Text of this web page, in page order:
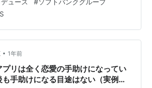
れが「MICEプラットフォーム株式会社」
イベントテック業界のチャレンジャーで
を読み解き、ソフトバンクと…
• 1年前
プリは全く恋愛の手助けになってい
手助けになる目途はない（実例か